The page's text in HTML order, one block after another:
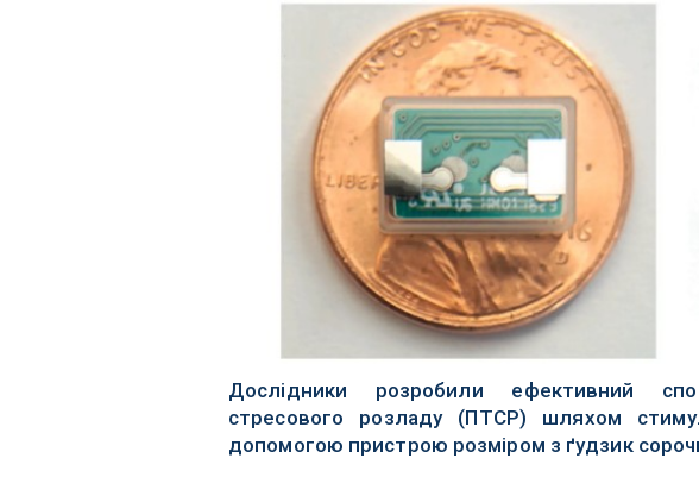
Дослідники розробили ефективний
стресового розладу (ПТСР) шляхом
допомогою пристрою розміром з ґудзик